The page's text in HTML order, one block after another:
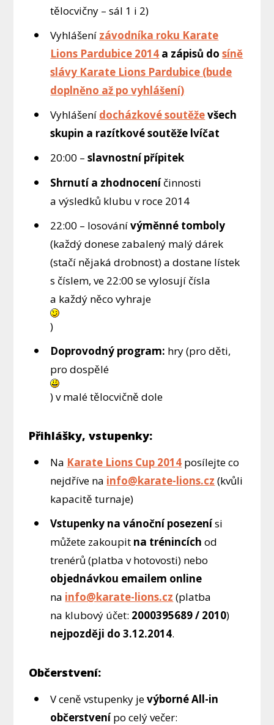
tělocvičny – sál 1 i 2)
Vyhlášení závodníka roku Karate
Lions Pardubice 2014 a zápisů dosíně
slávy Karate Lions Pardubice (bude
doplněno až po vyhlášení)
Vyhlášení docházkové soutěževšech
skupin a razítkové soutěže lvíčat
20:00 –slavnostní přípitek
Shrnutí a zhodnoceníčinnosti
a výsledků klubu v roce 2014
22:00 – losovánívýměnné tomboly
(každý donese zabalený malý dárek
(stačí nějaká drobnost) a dostane lístek
s číslem, ve 22:00 se vylosují čísla
a každý něco vyhraje
)
Doprovodný program: hry (pro děti,
pro dospělé
) v malé tělocvičně dole
Přihlášky, vstupenky:
Na Karate Lions Cup 2014 posílejte co
nejdříve na info@karate-lions.cz (kvůli
kapacitě turnaje)
Vstupenky na vánoční posezenísi
můžete zakoupit na trénincích od
trenérů (platba v hotovosti) nebo
objednávkou emailem online
na info@karate-lions.cz (platba
na klubový účet: 2000395689 / 2010)
nejpozději do 3.12.2014.
Občerstvení:
V ceně vstupenky jevýborné All-in
občerstvenípo celý večer: